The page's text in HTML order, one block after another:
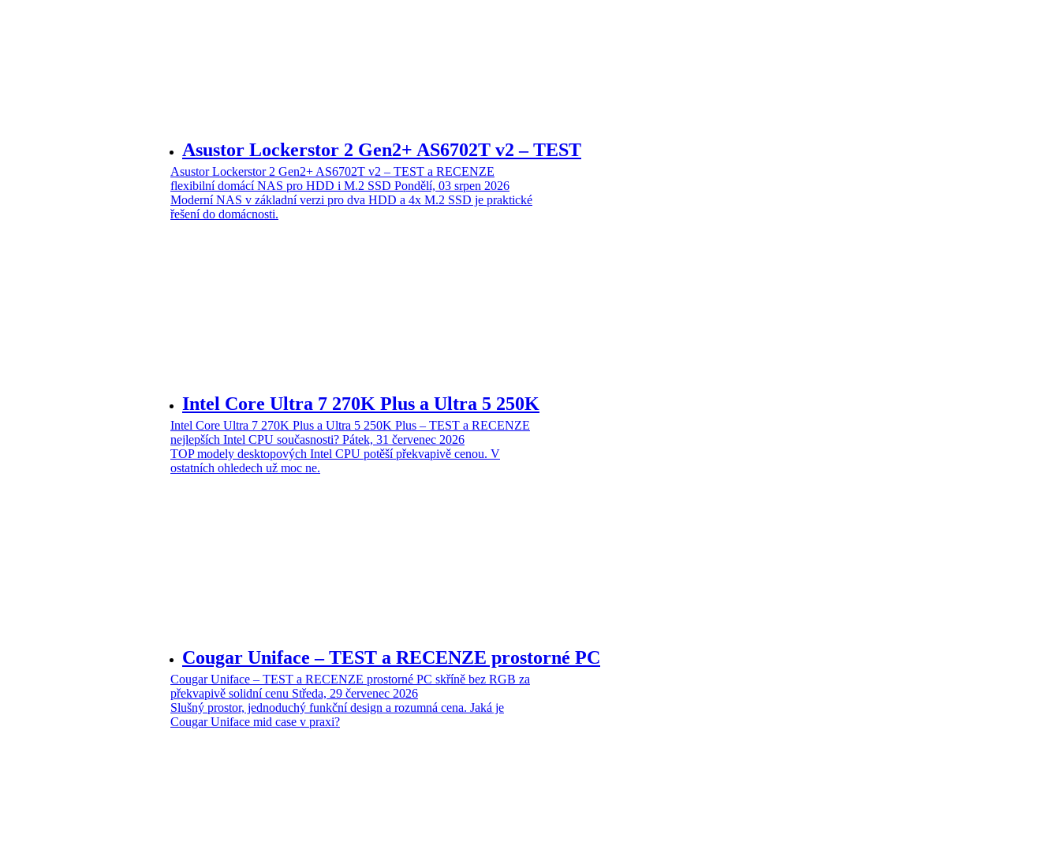
Asustor Lockerstor 2 Gen2+ AS6702T v2 – TEST
Asustor Lockerstor 2 Gen2+ AS6702T v2 – TEST a RECENZE
flexibilní domácí NAS pro HDD i M.2 SSD Pondělí, 03 srpen 2026
Moderní NAS v základní verzi pro dva HDD a 4x M.2 SSD je praktické
řešení do domácnosti.
Intel Core Ultra 7 270K Plus a Ultra 5 250K
Intel Core Ultra 7 270K Plus a Ultra 5 250K Plus – TEST a RECENZE
nejlepších Intel CPU současnosti? Pátek, 31 červenec 2026
TOP modely desktopových Intel CPU potěší překvapivě cenou. V
ostatních ohledech už moc ne.
Cougar Uniface – TEST a RECENZE prostorné PC
Cougar Uniface – TEST a RECENZE prostorné PC skříně bez RGB za
překvapivě solidní cenu Středa, 29 červenec 2026
Slušný prostor, jednoduchý funkční design a rozumná cena. Jaká je
Cougar Uniface mid case v praxi?